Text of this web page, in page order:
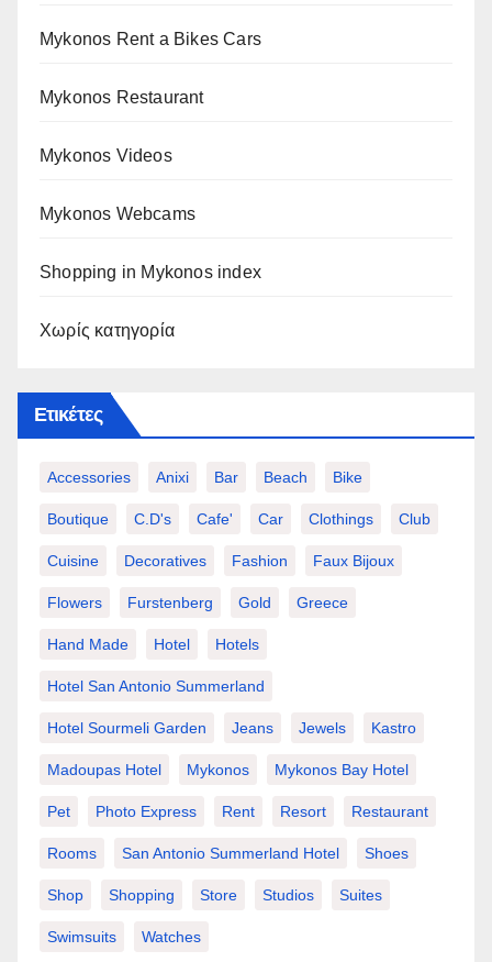
Mykonos Rent a Bikes Cars
Mykonos Restaurant
Mykonos Videos
Mykonos Webcams
Shopping in Mykonos index
Χωρίς κατηγορία
Ετικέτες
Accessories Anixi Bar Beach Bike
Boutique C.d's Cafe' Car Clothings Club
Cuisine Decoratives Fashion Faux Bijoux
Flowers Furstenberg Gold Greece
Hand Made Hotel Hotels
Hotel San Antonio Summerland
Hotel Sourmeli Garden Jeans Jewels Kastro
Madoupas Hotel Mykonos Mykonos Bay Hotel
Pet Photo Express Rent Resort Restaurant
Rooms San Antonio Summerland Hotel Shoes
Shop Shopping Store Studios Suites
Swimsuits Watches